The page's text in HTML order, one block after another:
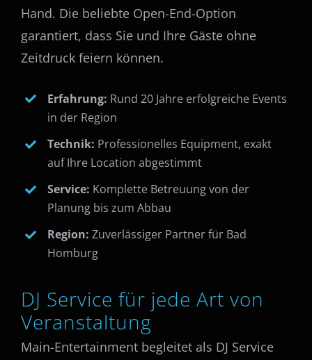
Hand. Die beliebte Open-End-Option
garantiert, dass Sie und Ihre Gäste ohne
Zeitdruck feiern können.
Erfahrung: Rund 20 Jahre erfolgreiche Events
in der Region
Technik: Professionelles Equipment, exakt
auf Ihre Location abgestimmt
Service: Komplette Betreuung von der
Planung bis zum Abbau
Region: Zuverlässiger Partner für Bad
Homburg
DJ Service für jede Art von
Veranstaltung
Main-Entertainment begleitet als DJ Service